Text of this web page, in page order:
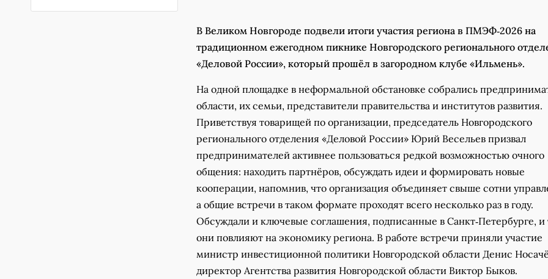
В Великом Новгороде подвели итоги участия региона в ПМЭФ‑2026 на
традиционном ежегодном пикнике Новгородского регионального
«Деловой России», который прошёл в загородном клубе «Ильмень».
На одной площадке в неформальной обстановке собрались
области, их семьи, представители правительства и институтов развития.
Приветствуя товарищей по организации, председатель Новгородского
регионального отделения «Деловой России» Юрий Весельев призвал
предпринимателей активнее пользоваться редкой возможностью очного
общения: находить партнёров, обсуждать идеи и формировать новые
кооперации, напомнив, что организация объединяет свыше сотни
а общие встречи в таком формате проходят всего несколько раз в году.
Обсуждали и ключевые соглашения, подписанные в Санкт‑Петербурге, и
они повлияют на экономику региона. В работе встречи приняли участие
министр инвестиционной политики Новгородской области Денис
директор Агентства развития Новгородской области Виктор Быков.